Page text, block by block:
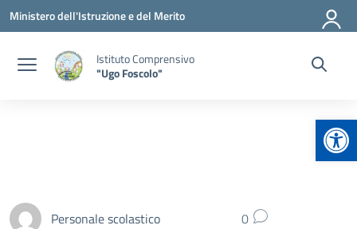
Vai ai contenuti
Vai al menu di navigazione
Vai al footer
Ministero dell'Istruzione e del Merito
Istituto Comprensivo
"Ugo Foscolo"
Personale scolastico 0